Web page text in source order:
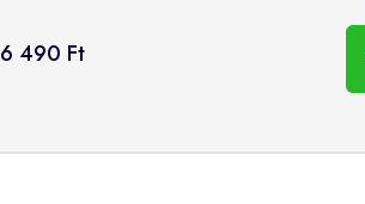
490 Ft